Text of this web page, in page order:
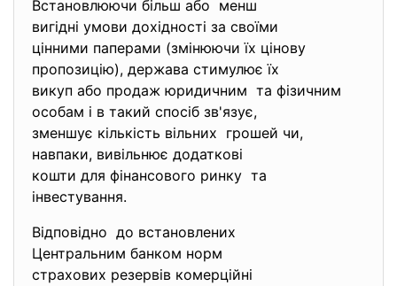
Встановлюючи більш або менш
вигідні умови дохідності за своїми
цінними паперами (змінюючи їх цінову
пропозицію), держава стимулює їх
викуп або продаж юридичним та фізичним
особам і в такий спосіб зв'язує,
зменшує кількість вільних грошей чи,
навпаки, вивільнює додаткові
кошти для фінансового ринку та
інвестування.
Відповідно до встановлених
Центральним банком норм
страхових резервів комерційні